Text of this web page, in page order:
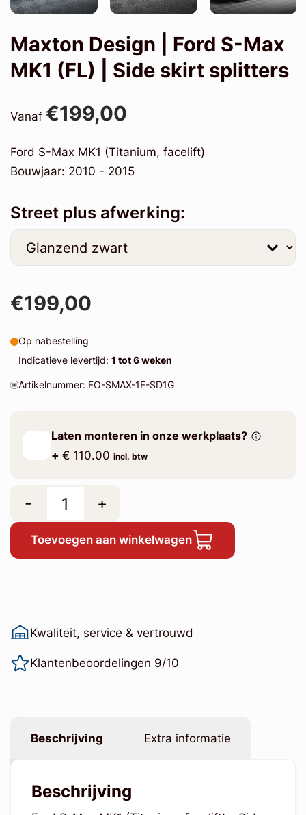
Maxton Design | Ford S-Max
MK1 (FL) | Side skirt splitters
Vanaf €199,00
Ford S-Max MK1 (Titanium, facelift)
Bouwjaar: 2010 - 2015
Street plus afwerking:
€199,00
Op nabestelling
Indicatieve levertijd: 1 tot 6 weken
Artikelnummer: FO-SMAX-1F-SD1G
Laten monteren in onze werkplaats?
+ € 110.00 incl. btw
- +
Toevoegen aan winkelwagen
Kwaliteit, service & vertrouwd
Klantenbeoordelingen 9/10
Beschrijving Extra informatie
Beschrijving